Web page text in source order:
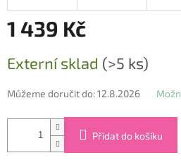
1 439 Kč
cena:
Externí sklad (>5 ks)
Můžeme doručit do:12.8.2026
Přidat do košíku